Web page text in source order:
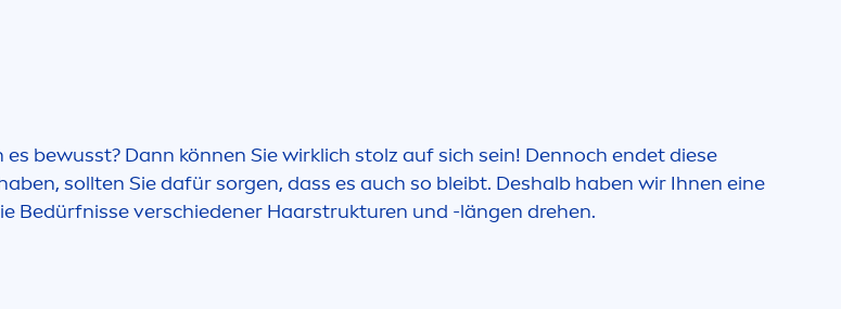
bewusst? Dann können Sie wirklich stolz auf sich sein! Dennoch endet diese
sollten Sie dafür sorgen, dass es auch so bleibt. Deshalb haben wir Ihnen eine
Bedürfnisse verschiedener Haarstrukturen und -längen drehen.